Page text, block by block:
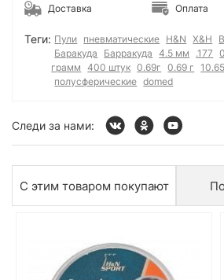
Доставка Оплата
Теги: Пули пневматические H&N Х&Н
Баракуда
Барракуда 4.5 мм .177
грамм
400 штук 0.69г 0.69 г
полусферические domed
Следи за нами:
С этим товаром покупают